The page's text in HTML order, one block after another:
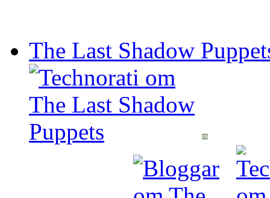
The Last Shadow